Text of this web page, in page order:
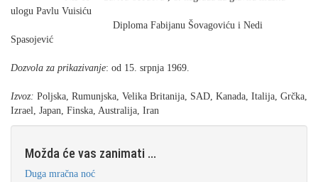
ulogu Pavlu Vuisiću
Diploma Fabijanu Šovagoviću i Nedi
Spasojević
Dozvola za prikazivanje: od 15. srpnja 1969.
Izvoz: Poljska, Rumunjska, Velika Britanija, SAD, Kanada, Italija, Grčka,
Izrael, Japan, Finska, Australija, Iran
Možda će vas zanimati ...
Duga mračna noć